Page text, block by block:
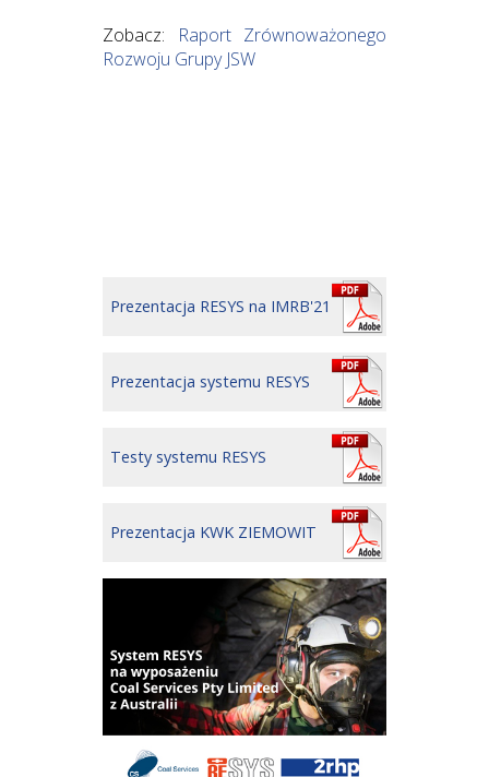
Zobacz:
Raport Zrównoważonego
Rozwoju Grupy JSW
Prezentacja RESYS na IMRB'21
Prezentacja systemu RESYS
Testy systemu RESYS
Prezentacja KWK ZIEMOWIT